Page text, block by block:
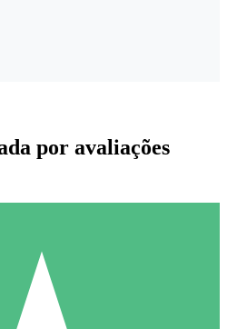
Individuais
por avaliações